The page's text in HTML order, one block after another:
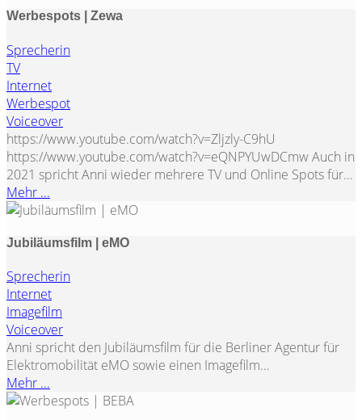
Werbespots | Zewa
Sprecherin
TV
Internet
Werbespot
Voiceover
https://www.youtube.com/watch?v=Zljzly-C9hU
https://www.youtube.com/watch?v=eQNPYUwDCmw Auch in
2021 spricht Anni wieder mehrere TV und Online Spots für...
Mehr ...
Jubiläumsfilm | eMO
Sprecherin
Internet
Imagefilm
Voiceover
Anni spricht den Jubiläumsfilm für die Berliner Agentur für
Elektromobilität eMO sowie einen Imagefilm...
Mehr ...